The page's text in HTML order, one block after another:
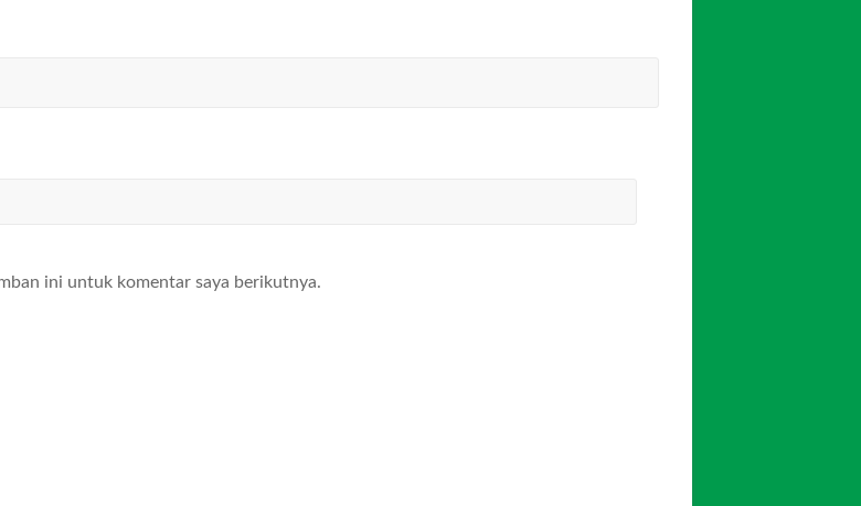
ini untuk komentar saya berikutnya.